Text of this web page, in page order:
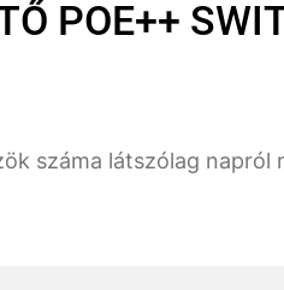
POE++
száma látszólag napról